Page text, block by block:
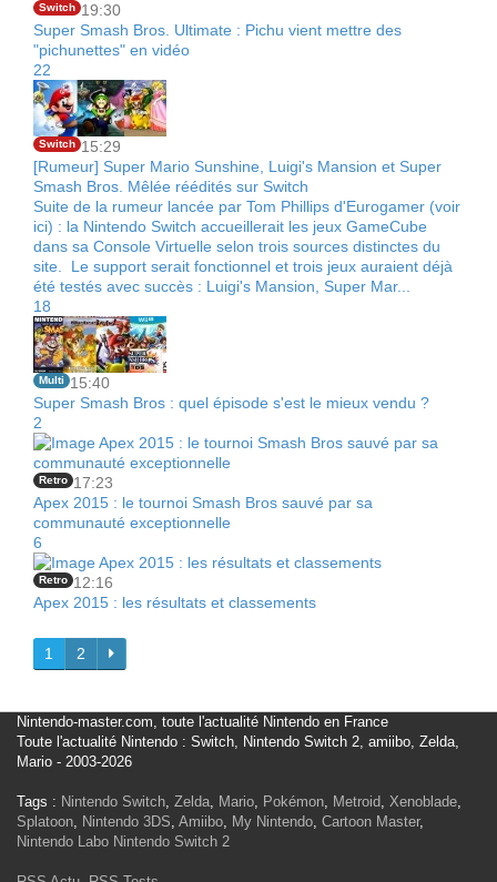
Switch 19:30
Super Smash Bros. Ultimate : Pichu vient mettre des
"pichunettes" en vidéo
22
Switch 15:29
[Rumeur] Super Mario Sunshine, Luigi's Mansion et Super
Smash Bros. Mêlée réédités sur Switch
Suite de la rumeur lancée par Tom Phillips d'Eurogamer (voir
ici) : la Nintendo Switch accueillerait les jeux GameCube
dans sa Console Virtuelle selon trois sources distinctes du
site. Le support serait fonctionnel et trois jeux auraient déjà
été testés avec succès : Luigi's Mansion, Super Mar...
18
Multi
15:40
Super Smash Bros : quel épisode s'est le mieux vendu ?
2
Retro 17:23
Apex 2015 : le tournoi Smash Bros sauvé par sa
communauté exceptionnelle
6
Retro 12:16
Apex 2015 : les résultats et classements
1 2
Nintendo-master.com, toute l'actualité Nintendo en France
Toute l'actualité Nintendo : Switch, Nintendo Switch 2, amiibo, Zelda,
Mario - 2003-2026
Tags : Nintendo Switch, Zelda, Mario, Pokémon, Metroid, Xenoblade,
Splatoon, Nintendo 3DS, Amiibo, My Nintendo, Cartoon Master,
Nintendo Labo Nintendo Switch 2